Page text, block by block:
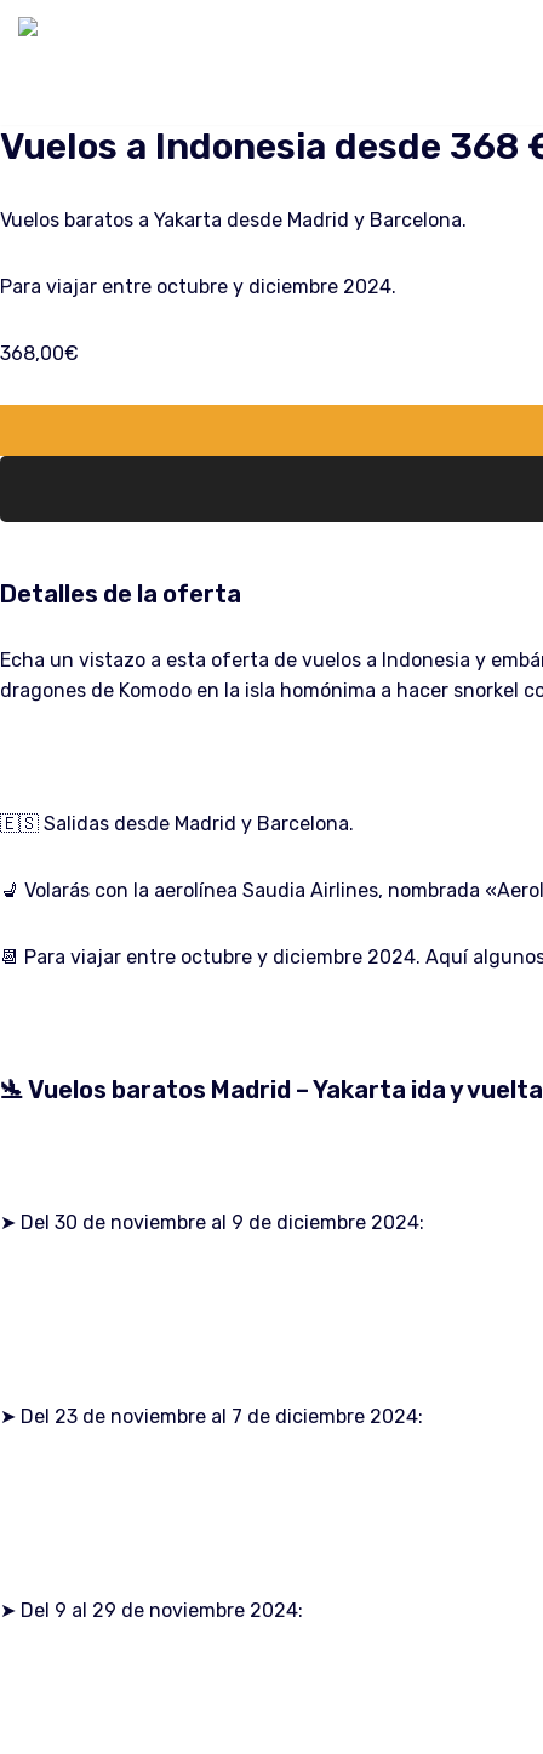
Vuelos a Indonesia desde 368
Vuelos baratos a Yakarta desde Madrid y Barcelona.
Para viajar entre octubre y diciembre 2024.
368,00€
Detalles de la oferta
Echa un vistazo a esta oferta de vuelos a Indonesia y
dragones de Komodo en la isla homónima a hacer snorkel
🇪🇸 Salidas desde Madrid y Barcelona.
💺 Volarás con la aerolínea Saudia Airlines, nombrada
📆 Para viajar entre octubre y diciembre 2024. Aquí
🛬 Vuelos baratos Madrid – Yakarta ida y
➤ Del 30 de noviembre al 9 de diciembre 2024:
➤ Del 23 de noviembre al 7 de diciembre 2024:
➤ Del 9 al 29 de noviembre 2024: